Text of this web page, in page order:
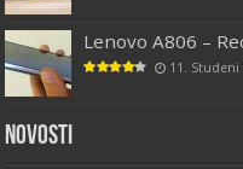
Lenovo A806 –
11. Studeni
Novosti